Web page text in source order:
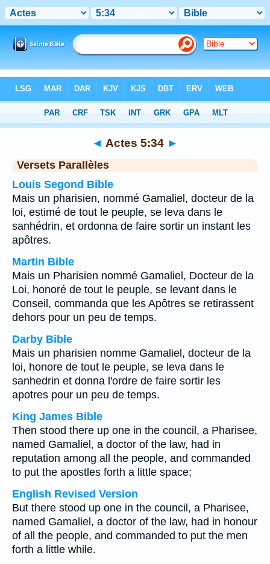
Chapitre 5> Verset 34
◄ Actes 5:34 ►
Versets Parallèles
Louis Segond Bible
Mais un pharisien, nommé Gamaliel, docteur de la
loi, estimé de tout le peuple, se leva dans le
sanhédrin, et ordonna de faire sortir un instant les
apôtres.
Martin Bible
Mais un Pharisien nommé Gamaliel, Docteur de la
Loi, honoré de tout le peuple, se levant dans le
Conseil, commanda que les Apôtres se retirassent
dehors pour un peu de temps.
Darby Bible
Mais un pharisien nomme Gamaliel, docteur de la
loi, honore de tout le peuple, se leva dans le
sanhedrin et donna l'ordre de faire sortir les
apotres pour un peu de temps.
King James Bible
Then stood there up one in the council, a Pharisee,
named Gamaliel, a doctor of the law, had in
reputation among all the people, and commanded
to put the apostles forth a little space;
English Revised Version
But there stood up one in the council, a Pharisee,
named Gamaliel, a doctor of the law, had in honour
of all the people, and commanded to put the men
forth a little while.